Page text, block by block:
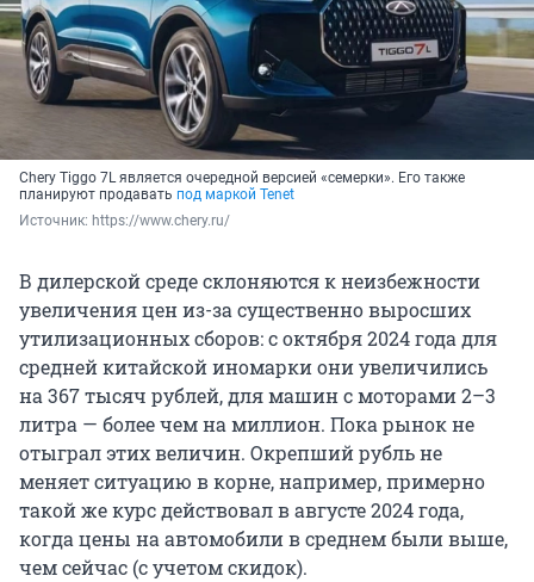
Chery Tiggo 7L является очередной версией «семерки». Его также
планируют продавать под маркой Tenet
Источник: https://www.chery.ru/
В дилерской среде склоняются к неизбежности
увеличения цен из-за существенно выросших
утилизационных сборов: с октября 2024 года для
средней китайской иномарки они увеличились
на 367 тысяч рублей, для машин с моторами 2–3
литра — более чем на миллион. Пока рынок не
отыграл этих величин. Окрепший рубль не
меняет ситуацию в корне, например, примерно
такой же курс действовал в августе 2024 года,
когда цены на автомобили в среднем были выше,
чем сейчас (с учетом скидок).